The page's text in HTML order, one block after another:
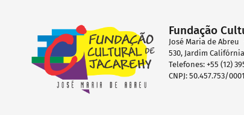
Fundação
José Maria de
530, Jardim
Telefones: +55 (12)
CNPJ: 50.457.753/